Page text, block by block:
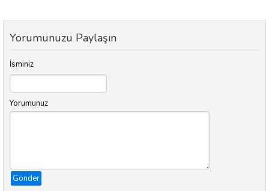
Yorumunuzu Paylaşın
İsminiz
Yorumunuz
Gönder